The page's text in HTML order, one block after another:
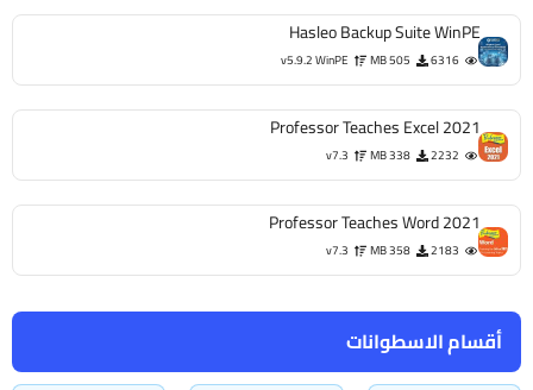
أقسام الاسطوانات
Hasleo Backup Suite WinPE
6316
505 MB
v5.9.2 WinPE
Professor Teaches Excel 2021
2232
338 MB
v7.3
Professor Teaches Word 2021
2183
358 MB
v7.3